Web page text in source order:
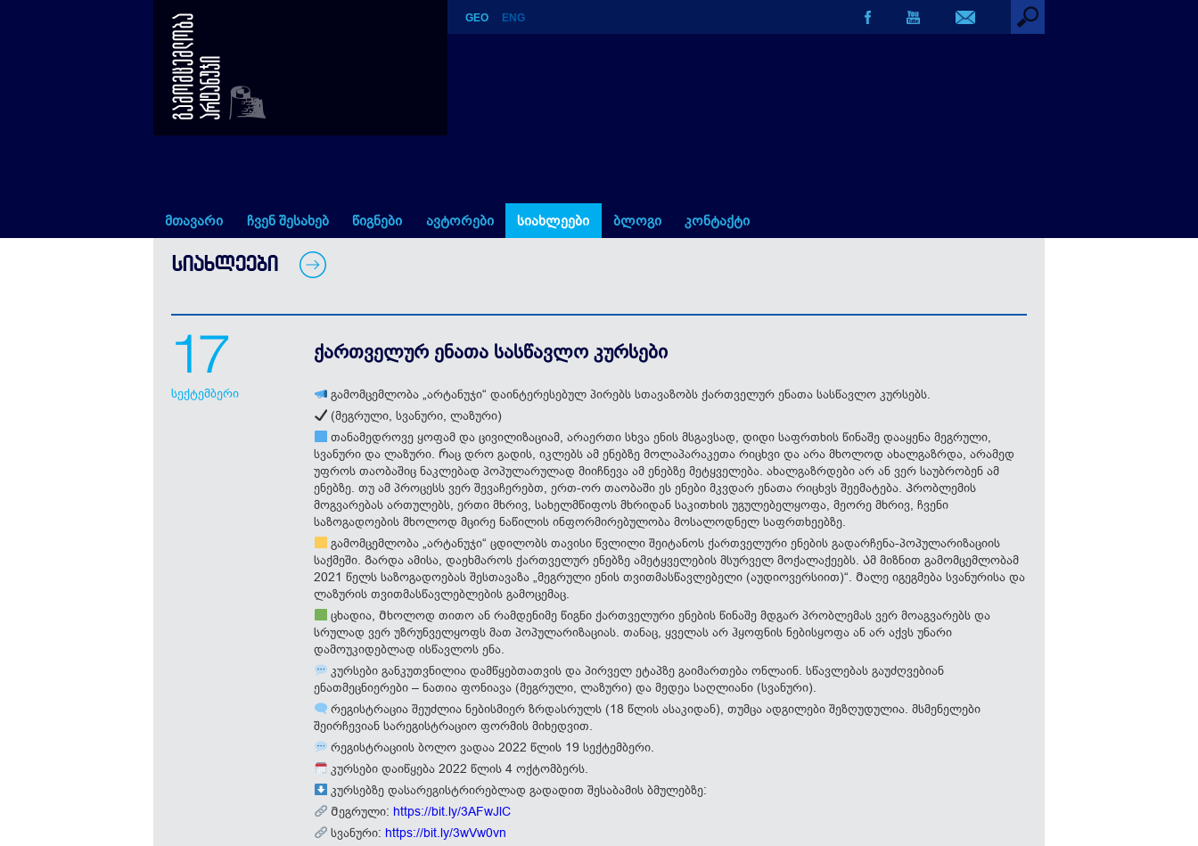
ქართველურ ენათა სასწავლო კურსები
GEO ENG
მთავარი ჩვენ შესახებ წიგნები ავტორები სიახლეები ბლოგი კონტაქტი
ᲡᲘᲐᲮᲚᲔᲔᲑᲘ
17
სექტემბერი
ქართველურ ენათა სასწავლო კურსები
გამომცემლობა „არტანუჯი“ დაინტერესებულ პირებს სთავაზობს ქართველურ ენათა სასწავლო კურსებს.
(მეგრული, სვანური, ლაზური)
თანამედროვე ყოფამ და ცივილიზაციამ, არაერთი სხვა ენის მსგავსად, დიდი საფრთხის წინაშე დააყენა მეგრული,
სვანური და ლაზური. Რაც დრო გადის, იკლებს ამ ენებზე მოლაპარაკეთა რიცხვი და არა მხოლოდ ახალგაზრდა, არამედ
უფროს თაობაშიც ნაკლებად პოპულარულად მიიჩნევა ამ ენებზე მეტყველება. ახალგაზრდები არ ან ვერ საუბრობენ ამ
ენებზე. თუ ამ პროცესს ვერ შევაჩერებთ, ერთ-ორ თაობაში ეს ენები მკვდარ ენათა რიცხვს შეემატება. Პრობლემის
მოგვარებას ართულებს, ერთი მხრივ, სახელმწიფოს მხრიდან საკითხის უგულებელყოფა, მეორე მხრივ, ჩვენი
საზოგადოების მხოლოდ მცირე ნაწილის ინფორმირებულობა მოსალოდნელ საფრთხეებზე.
გამომცემლობა „არტანუჯი“ ცდილობს თავისი წვლილი შეიტანოს ქართველური ენების გადარჩენა-პოპულარიზაციის
საქმეში. Გარდა ამისა, დაეხმაროს ქართველურ ენებზე ამეტყველების მსურველ მოქალაქეებს. Ამ მიზნით გამომცემლობამ
2021 წელს საზოგადოებას შესთავაზა „მეგრული ენის თვითმასწავლებელი (აუდიოვერსიით)“. Მალე იგეგმება სვანურისა და
ლაზურის თვითმასწავლებლების გამოცემაც.
ცხადია, Მხოლოდ თითო ან რამდენიმე წიგნი ქართველური ენების წინაშე მდგარ პრობლემას ვერ მოაგვარებს და
სრულად ვერ უზრუნველყოფს მათ პოპულარიზაციას. თანაც, ყველას არ ჰყოფნის ნებისყოფა ან არ აქვს უნარი
დამოუკიდებლად ისწავლოს ენა.
კურსები განკუთვნილია დამწყებთათვის და პირველ ეტაპზე გაიმართება ონლაინ. სწავლებას გაუძღვებიან
ენათმეცნიერები – ნათია ფონიავა (მეგრული, ლაზური) და მედეა საღლიანი (სვანური).
რეგისტრაცია შეუძლია ნებისმიერ ზრდასრულს (18 წლის ასაკიდან), თუმცა ადგილები შეზღუდულია. მსმენელები
შეირჩევიან სარეგისტრაციო ფორმის მიხედვით.
რეგისტრაციის ბოლო ვადაა 2022 წლის 19 სექტემბერი.
კურსები დაიწყება 2022 წლის 4 ოქტომბერს.
კურსებზე დასარეგისტრირებლად გადადით შესაბამის ბმულებზე:
Მეგრული: https://bit.ly/3AFwJlC
სვანური: https://bit.ly/3wVw0vn